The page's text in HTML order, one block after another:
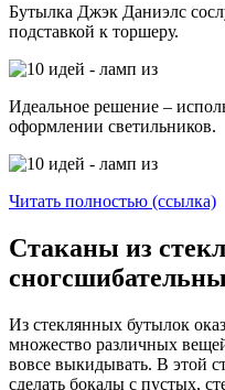
Бутылка Джэк Даниэлс
подставкой к торшеру.
Идеальное решение –
оформлении светильников.
Читать полностью (ссылка)
Стаканы из
Из стеклянных бутылок
множество различных
вовсе выкидывать. В этой
сделать бокалы с пустых,